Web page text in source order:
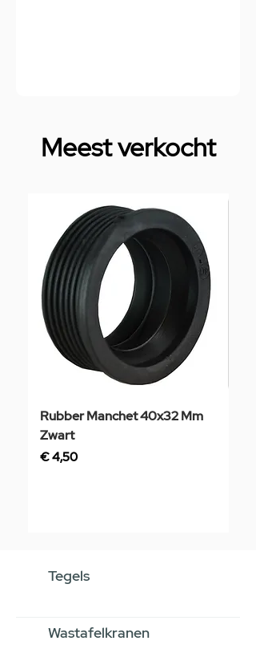
Meest verkocht
Rubber Manchet 40x32 Mm
Zwart
Prijs
€ 4,50
Tegels
Wastafelkranen